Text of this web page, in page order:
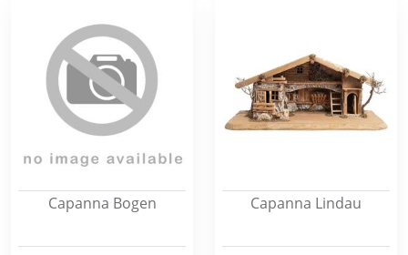
Capanna Bogen Capanna Lindau